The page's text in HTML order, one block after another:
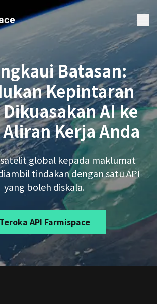
Batasan:
Kepintaran
AI ke
Kerja Anda
global kepada maklumat
tindakan dengan satu API
yang boleh diskala.
Teroka API Farmispace